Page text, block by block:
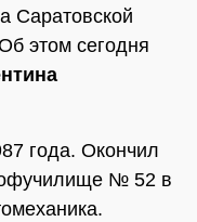
Саратовской
этом сегодня
года. Окончил
№ 52 в